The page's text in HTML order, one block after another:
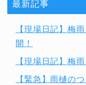
最新記事
【現場日記】梅
開！
【現場日記】梅
【緊急】雨樋の